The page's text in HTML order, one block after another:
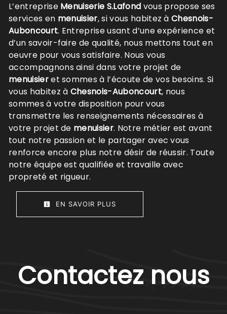
L’entreprise Menuiserie S.Lafond vous propose ses
services en menuisier, si vous habitez àChesnois-
Auboncourt. Entreprise usant d’une expérience et
d’un savoir-faire de qualité, nous mettons tout en
oeuvre pour vous satisfaire. Nous vous
accompagnons ainsi dans votre projet de
menuisieret sommes à l’écoute de vos besoins. Si
vous habitez à Chesnois-Auboncourt, nous
sommes à votre disposition pour vous
transmettre les renseignements nécessaires à
votre projet de menuisier. Notre métier est avant
tout notre passion et le partager avec vous
renforce encore plus notre désir de réussir. Toute
notre équipe est qualifiée et travaille avec
propreté et rigueur.
EN SAVOIR PLUS
Contactez nous